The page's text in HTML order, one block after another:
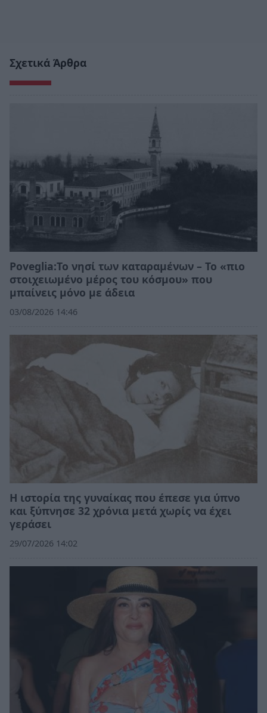
Σχετικά Άρθρα
Poveglia:Το νησί των καταραμένων – Το «πιο
στοιχειωμένο μέρος του κόσμου» που
μπαίνεις μόνο με άδεια
03/08/2026 14:46
Η ιστορία της γυναίκας που έπεσε για ύπνο
και ξύπνησε 32 χρόνια μετά χωρίς να έχει
γεράσει
29/07/2026 14:02